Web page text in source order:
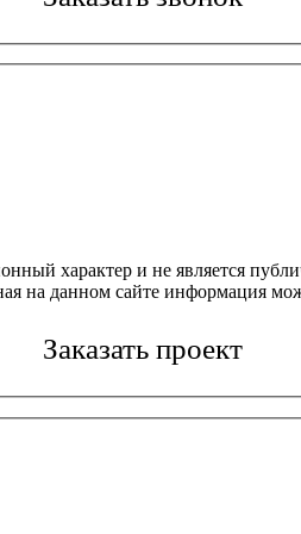
характер и не является
на данном сайте информация
Заказать проект